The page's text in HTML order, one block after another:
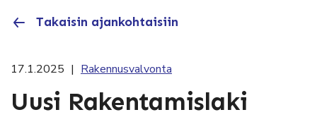
Takaisin ajankohtaisiin
17.1.2025 | Rakennusvalvonta
Uusi Rakentamislaki